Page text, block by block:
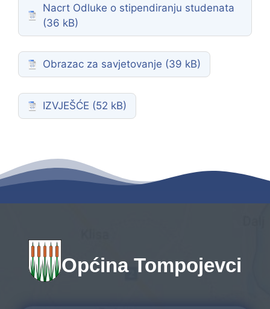
Nacrt Odluke o stipendiranju studenata
Obrazac za savjetovanje
IZVJEŠĆE
Općina Tompojevci